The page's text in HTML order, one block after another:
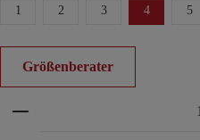
1 2 3 4 5
Größenberater
Produkt Anzahl: Gib